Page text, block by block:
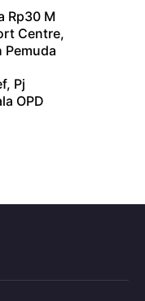
Rp30 M
Centre,
Pemuda
Pj
OPD